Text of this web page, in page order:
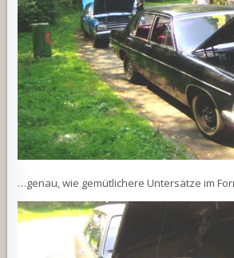
…genau, wie gemütlichere Untersätze im